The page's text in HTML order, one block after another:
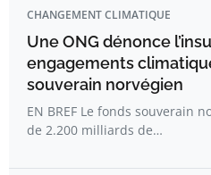
CHANGEMENT CLIMATIQUE
Une ONG dénonce
engagements
souverain norvégien
EN BREF Le fonds souverain
de 2.200 milliards de…